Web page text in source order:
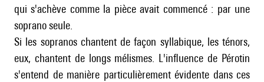
qui s'achève comme la pièce avait commencé : par une
soprano seule.
Si les sopranos chantent de façon syllabique, les ténors,
eux, chantent de longs mélismes. L'influence de Pérotin
s'entend de manière particulièrement évidente dans ces